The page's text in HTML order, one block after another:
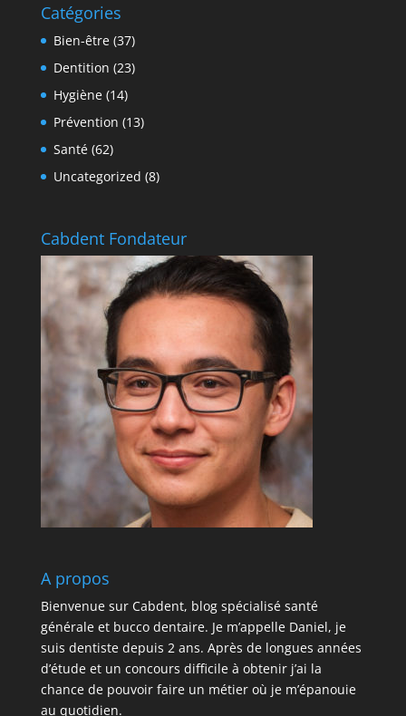
Catégories
Bien-être(37)
Dentition (23)
Hygiène(14)
Prévention (13)
Santé(62)
Uncategorized (8)
Cabdent Fondateur
A propos
Bienvenue sur Cabdent, blog spécialisé santé
générale et bucco dentaire. Je m’appelle Daniel, je
suis dentiste depuis 2 ans. Après de longues années
d’étude et un concours difficile à obtenir j’ai la
chance de pouvoir faire un métier où je m’épanouie
au quotidien.